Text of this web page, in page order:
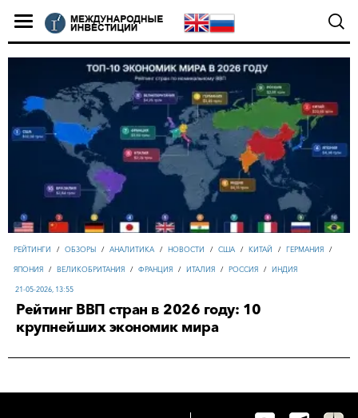
РЕЙТИНГИ / ОБЗОРЫ / АНАЛИТИКА / НОВОСТИ / США / КИТАЙ / ГЕРМАНИЯ /
ЯПОНИЯ / ВЕЛИКОБРИТАНИЯ / ФРАНЦИЯ / ИТАЛИЯ / РОССИЯ / ИНДИЯ
21-05-2026, 13:55
Рейтинг ВВП стран в 2026 году: 10
крупнейших экономик мира